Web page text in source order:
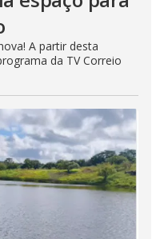
A partir desta
da TV Correio